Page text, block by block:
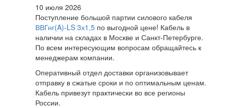
10 июля 2026
Поступление большой партии силового кабеля
ВВГнг(A)-LS 3х1,5 по выгодной цене! Кабель в
наличии на складах в Москве и Санкт-Петербурге.
По всем интересующим вопросам обращайтесь к
менеджерам компании.
Оперативный отдел доставки организовывает
отправку в сжатые сроки и по оптимальным ценам.
Кабель привезут практически во все регионы
России.